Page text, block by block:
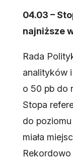
04.03 –
najniższe
Rada
analityków
o 50 pb do
Stopa
do
miała